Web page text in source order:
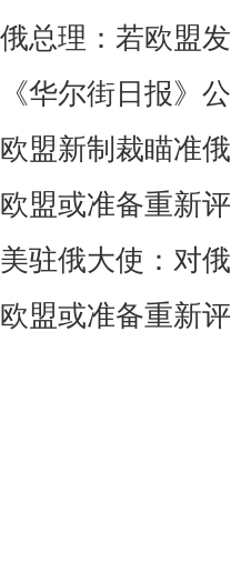
俄总理：若欧盟
《华尔街日报》
欧盟新制裁瞄准
欧盟或准备重新
美驻俄大使：对
欧盟或准备重新